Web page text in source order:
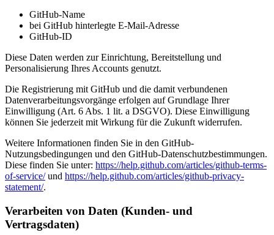
GitHub-Name
bei GitHub hinterlegte E-Mail-Adresse
GitHub-ID
Diese Daten werden zur Einrichtung, Bereitstellung und
Personalisierung Ihres Accounts genutzt.
Die Registrierung mit GitHub und die damit verbundenen
Datenverarbeitungsvorgänge erfolgen auf Grundlage Ihrer
Einwilligung (Art. 6 Abs. 1 lit. a DSGVO). Diese Einwilligung
können Sie jederzeit mit Wirkung für die Zukunft widerrufen.
Weitere Informationen finden Sie in den GitHub-
Nutzungsbedingungen und den GitHub-Datenschutzbestimmungen.
Diese finden Sie unter: https://help.github.com/articles/github-terms-
of-service/und https://help.github.com/articles/github-privacy-
statement/.
Verarbeiten von Daten (Kunden- und
Vertragsdaten)